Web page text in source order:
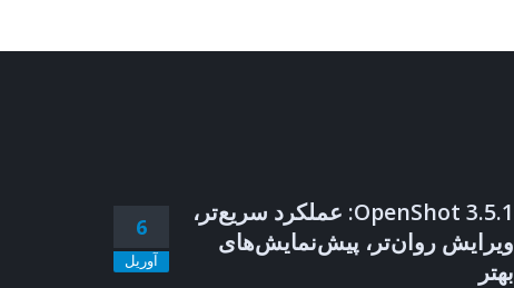
6
آوریل
OpenShot 3.5.1: عملکرد سریع‌تر،
ویرایش روان‌تر، پیش‌نمایش‌های
بهتر